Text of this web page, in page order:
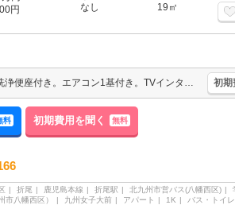
円
なし
19㎡
鍵交換代16,500円。敷金・礼金なし。温水洗浄便座付き。エアコン1基付き。TVインターホン付き。居室フローリング。クローゼット付。仲介手数料家賃の0.55ヵ月分。 初期
料 初期費用を聞く 無料
折尾 鹿児島本線 折尾駅 北九州市営バス(八幡西区)
市八幡西区）
九州女子大前 アパート 1K バス・トイレ